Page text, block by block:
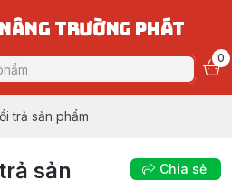
TRƯỜNG PHÁT
0
trả sản phẩm
sản
Chia sẻ